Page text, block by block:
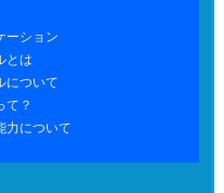
ーション
とは
について
て？
力について